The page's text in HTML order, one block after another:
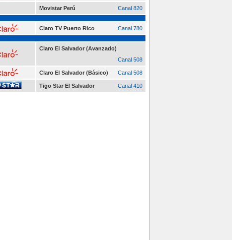
Movistar Perú Canal 820
Claro TV Puerto Rico Canal 780
Claro El Salvador (Avanzado)
Canal 508
Claro El Salvador (Básico) Canal 508
Tigo Star El Salvador Canal 410